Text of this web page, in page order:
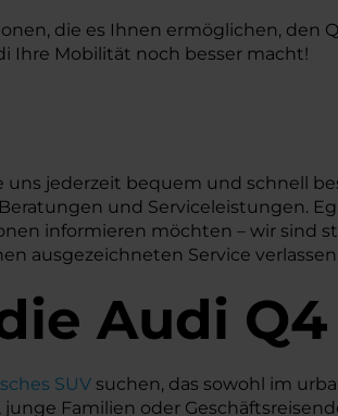
die es Ihnen ermöglichen, den
Ihre Mobilität noch besser macht!
jederzeit bequem und schnell
und Serviceleistungen.
informieren möchten – wir sind
ausgezeichneten Service
Audi
SUV suchen, das sowohl im
Familien oder